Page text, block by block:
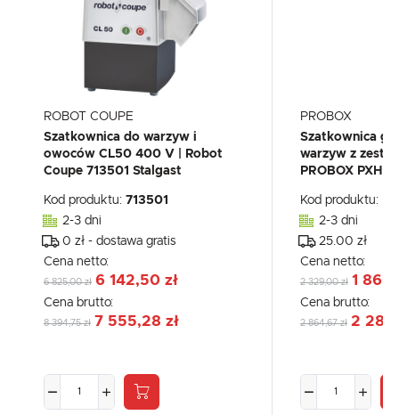
ROBOT COUPE
Szatkownica do warzyw i
owoców CL50 400 V | Robot
Coupe 713501 Stalgast
Kod produktu: 713501
2-3 dni
0 zł - dostawa gratis
Cena netto:
6 825,00 zł 6 142,50 zł
Cena brutto:
8 394,75 zł 7 555,28 zł
PROBOX
Szatkownica
warzyw z
PROBOX
Kod produktu:
2-3 dni
25.00 zł
Cena netto:
2 329,00 zł 1
Cena brutto:
2 864,67 zł 2